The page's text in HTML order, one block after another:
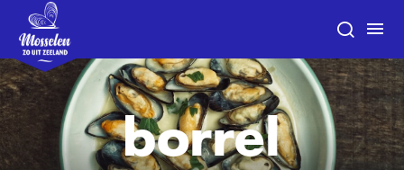
borrel